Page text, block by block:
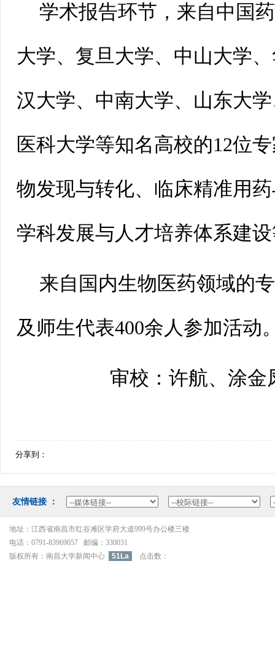
学术报告环节，来自中国
大学、复旦大学、中山大学
汉大学、中南大学、山东大
医科大学等知名高校的12位
物发现与转化、临床精准用
学科发展与人才培养体系建
来自国内生物医药领域的
及师生代表400余人参加活动
审校：许航、涂金
分享到：
友情链接：
地址：江西省南昌市红谷滩区学府大道999号办公楼三楼
电话：0791-83969057邮编：330031
版权所有：南昌大学新闻中心
51La 点击数：